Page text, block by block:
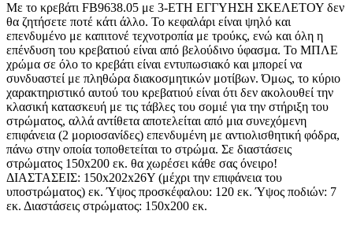
Με το κρεβάτι FB9638.05 με 3-ΕΤΗ ΕΓΓΥΗΣΗ ΣΚΕΛΕΤΟΥ δεν
θα ζητήσετε ποτέ κάτι άλλο. Το κεφαλάρι είναι ψηλό και
επενδυμένο με καπιτονέ τεχνοτροπία με τρούκς, ενώ και όλη η
επένδυση του κρεβατιού είναι από βελούδινο ύφασμα. Το ΜΠΛΕ
χρώμα σε όλο το κρεβάτι είναι εντυπωσιακό και μπορεί να
συνδυαστεί με πληθώρα διακοσμητικών μοτίβων. Όμως, το κύριο
χαρακτηριστικό αυτού του κρεβατιού είναι ότι δεν ακολουθεί την
κλασική κατασκευή με τις τάβλες του σομιέ για την στήριξη του
στρώματος, αλλά αντίθετα αποτελείται από μια συνεχόμενη
επιφάνεια (2 μοριοσανίδες) επενδυμένη με αντιολισθητική φόδρα,
πάνω στην οποία τοποθετείται το στρώμα. Σε διαστάσεις
στρώματος 150x200 εκ. θα χωρέσει κάθε σας όνειρο!
ΔΙΑΣΤΑΣΕΙΣ: 150x202x26Υ (μέχρι την επιφάνεια του
υποστρώματος) εκ. Ύψος προσκέφαλου: 120 εκ. Ύψος ποδιών: 7
εκ. Διαστάσεις στρώματος: 150x200 εκ.